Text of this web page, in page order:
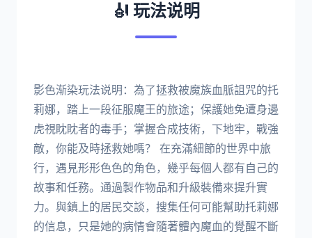
🎻 玩法说明
影色渐染玩法说明：為了拯救被魔族血脈詛咒的托
莉娜，踏上一段征服魔王的旅途；保護她免遭身邊
虎視眈眈者的毒手；掌握合成技術，下地牢，戰強
敵，你能及時拯救她嗎？ 在充滿細節的世界中旅
行，遇見形形色色的角色，幾乎每個人都有自己的
故事和任務。通過製作物品和升級裝備來提升實
力。與鎮上的居民交談，搜集任何可能幫助托莉娜
的信息，只是她的病情會隨著體內魔血的覺醒不斷